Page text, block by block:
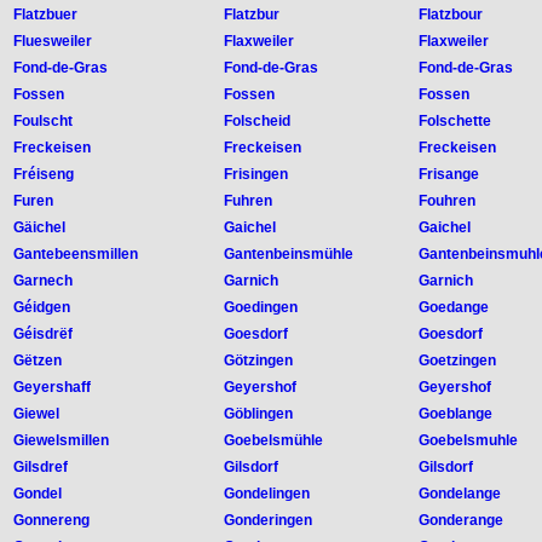
Flatzbuer Flatzbur
Flatzbour
Fluesweiler
Flaxweiler
Flaxweiler
Fond-de-Gras
Fond-de-Gras
Fond-de-Gras
Fossen
Fossen
Fossen
Foulscht
Folscheid
Folschette
Freckeisen
Freckeisen
Freckeisen
Fréiseng
Frisingen
Frisange
Furen
Fuhren
Fouhren
Gäichel
Gaichel
Gaichel
Gantebeensmillen
Gantenbeinsmühle
Garnech
Garnich
Garnich
Géidgen
Goedingen
Goedange
Géisdrëf
Goesdorf
Goesdorf
Gëtzen
Götzingen
Goetzingen
Geyershaff
Geyershof
Geyershof
Giewel
Göblingen
Goeblange
Giewelsmillen
Goebelsmühle
Goebelsmuhle
Gilsdref
Gilsdorf
Gilsdorf
Gondel
Gondelingen
Gondelange
Gonnereng
Gonderingen
Gonderange